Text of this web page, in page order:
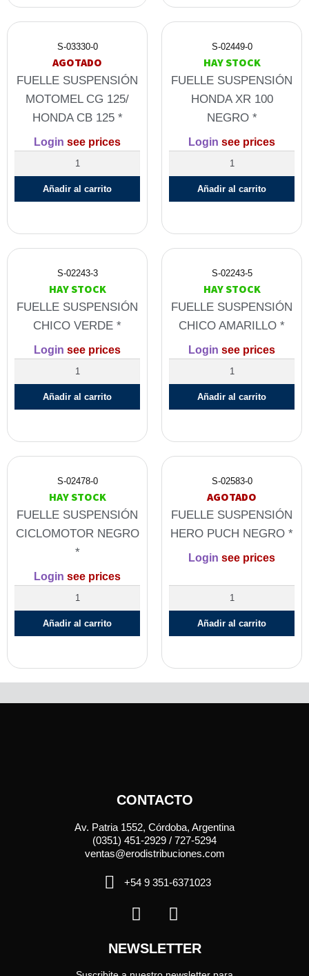
S-03330-0
AGOTADO
FUELLE SUSPENSIÓN
MOTOMEL CG 125/
HONDA CB 125 *
Login see prices
Añadir al carrito
S-02449-0
HAY STOCK
FUELLE SUSPENSIÓN
HONDA XR 100
NEGRO *
Login see prices
Añadir al carrito
S-02243-3
HAY STOCK
FUELLE SUSPENSIÓN
CHICO VERDE *
Login see prices
Añadir al carrito
S-02243-5
HAY STOCK
FUELLE SUSPENSIÓN
CHICO AMARILLO *
Login see prices
Añadir al carrito
S-02478-0
HAY STOCK
FUELLE SUSPENSIÓN
CICLOMOTOR NEGRO
*
Login see prices
Añadir al carrito
S-02583-0
AGOTADO
FUELLE SUSPENSIÓN
HERO PUCH NEGRO *
Login see prices
Añadir al carrito
CONTACTO
Av. Patria 1552, Córdoba, Argentina
(0351) 451-2929 / 727-5294
ventas@erodistribuciones.com
+54 9 351-6371023
NEWSLETTER